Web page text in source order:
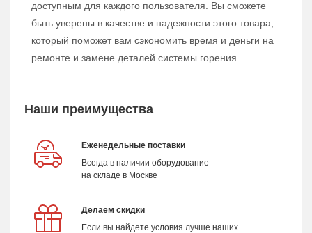
доступным для каждого пользователя. Вы сможете
быть уверены в качестве и надежности этого товара,
который поможет вам сэкономить время и деньги на
ремонте и замене деталей системы горения.
Наши преимущества
Еженедельные поставки
Всегда в наличии оборудование
на складе в Москве
Делаем скидки
Если вы найдете условия лучше наших